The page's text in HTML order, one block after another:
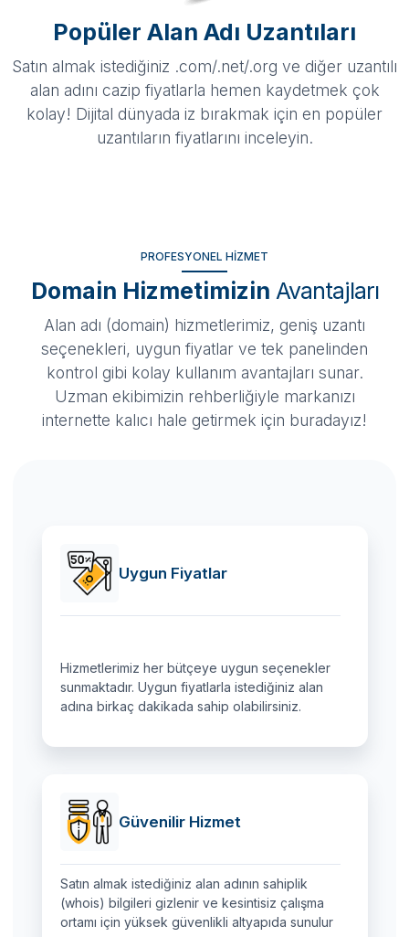
Popüler Alan Adı Uzantıları
Satın almak istediğiniz .com/.net/.org ve diğer uzantılı
alan adını cazip fiyatlarla hemen kaydetmek çok
kolay! Dijital dünyada iz bırakmak için en popüler
uzantıların fiyatlarını inceleyin.
PROFESYONEL HIZMET
Domain Hizmetimizin Avantajları
Alan adı (domain) hizmetlerimiz, geniş uzantı
seçenekleri, uygun fiyatlar ve tek panelinden
kontrol gibi kolay kullanım avantajları sunar.
Uzman ekibimizin rehberliğiyle markanızı
internette kalıcı hale getirmek için buradayız!
Uygun Fiyatlar
Hizmetlerimiz her bütçeye uygun seçenekler
sunmaktadır. Uygun fiyatlarla istediğiniz alan
adına birkaç dakikada sahip olabilirsiniz.
Güvenilir Hizmet
Satın almak istediğiniz alan adının sahiplik
(whois) bilgileri gizlenir ve kesintisiz çalışma
ortamı için yüksek güvenlikli altyapıda sunulur